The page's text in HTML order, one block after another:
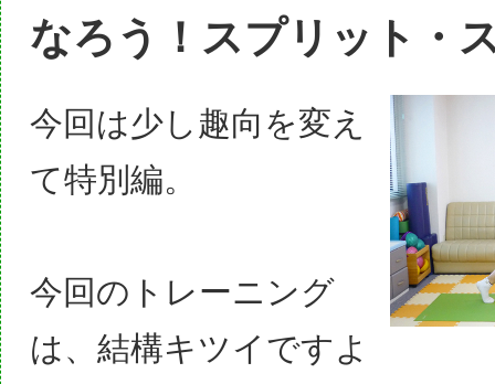
なろう！スプリット・
今回は少し趣向を変え
て特別編。
今回のトレーニング
は、結構キツイですよ